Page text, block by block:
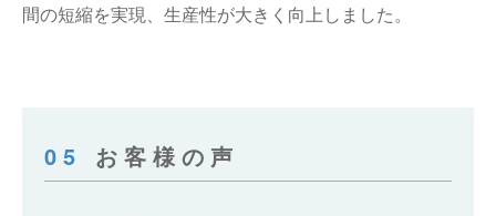
間の短縮を実現、生産性が大きく向上しました。
お客様の声
05